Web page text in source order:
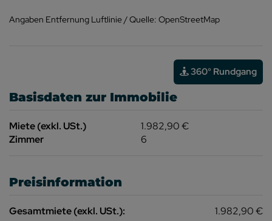
Angaben Entfernung Luftlinie / Quelle: OpenStreetMap
360° Rundgang
Basisdaten zur Immobilie
Miete (exkl. USt.)
1.982,90 €
Zimmer
6
Preisinformation
Gesamtmiete (exkl. USt.):
1.982,90 €